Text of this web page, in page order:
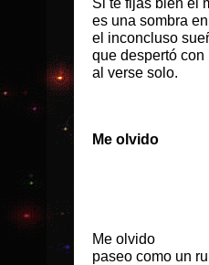
Si te fijas bien el
es una sombra
el inconcluso
que despertó con
al verse solo.
Me olvido
Me olvido
paseo como un